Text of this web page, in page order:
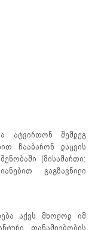
ატვირთონ შემდეგ
ჩააბარონ დაცვის
(მისამართი:
გაგზავნილი
აქვს მხოლოდ იმ